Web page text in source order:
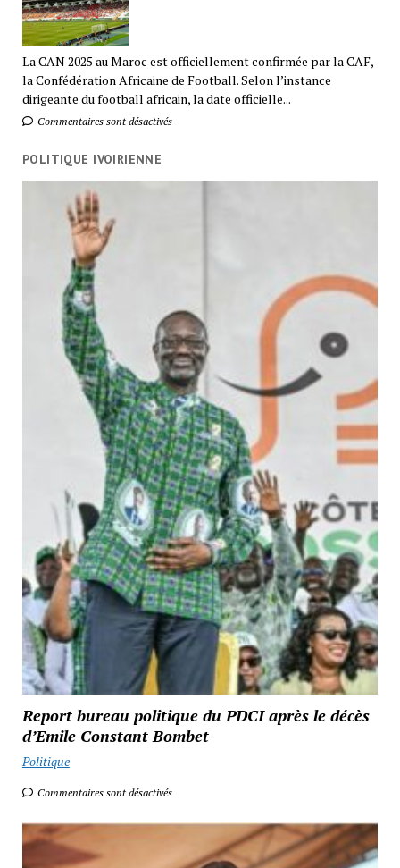
La CAN 2025 au Maroc est officiellement confirmée par la CAF,
la Confédération Africaine de Football. Selon l’instance
dirigeante du football africain, la date officielle...
Commentaires sont désactivés
POLITIQUE IVOIRIENNE
Report bureau politique du PDCI après le décès
d’Emile Constant Bombet
Politique
Commentaires sont désactivés